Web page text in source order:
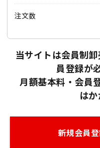
注文数
当サイトは会員制
員登録が
月額基本料・会員
は
新規会員